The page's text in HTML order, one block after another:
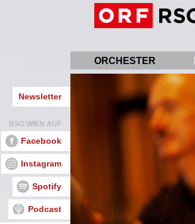
ORCHESTER
Newsletter
RSO WIEN AUF
Facebook
Instagram
Spotify
Podcast